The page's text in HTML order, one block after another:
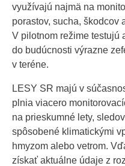
využívajú najmä na
porastov, sucha, škodcov
V pilotnom režime testujú
do budúcnosti výrazne
v teréne.
LESY SR majú v
plnia viacero
na prieskumné lety,
spôsobené klimatickými
hmyzom alebo vetrom.
získať aktuálne údaje z